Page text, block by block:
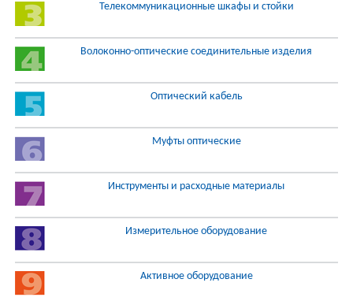
Телекоммуникационные шкафы и стойки
Волоконно-оптические соединительные изделия
Оптический кабель
Муфты оптические
Инструменты и расходные материалы
Измерительное оборудование
Активное оборудование